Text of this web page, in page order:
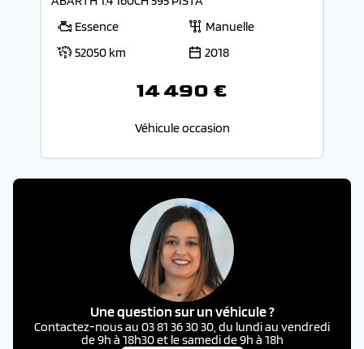
Essence
Manuelle
52050 km
2018
14 490 €
Véhicule occasion
Une question sur un véhicule ?
Contactez-nous au 03 81 36 30 30, du lundi au vendredi
de 9h à 18h30 et le samedi de 9h à 18h